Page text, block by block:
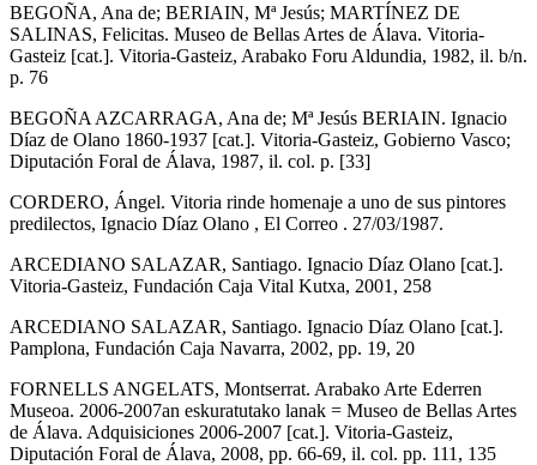
BEGOÑA, Ana de; BERIAIN, Mª Jesús; MARTÍNEZ DE
SALINAS, Felicitas. Museo de Bellas Artes de Álava. Vitoria-
Gasteiz [cat.]. Vitoria-Gasteiz, Arabako Foru Aldundia, 1982, il. b/n.
p. 76
BEGOÑA AZCARRAGA, Ana de; Mª Jesús BERIAIN. Ignacio
Díaz de Olano 1860-1937 [cat.]. Vitoria-Gasteiz, Gobierno Vasco;
Diputación Foral de Álava, 1987, il. col. p. [33]
CORDERO, Ángel. Vitoria rinde homenaje a uno de sus pintores
predilectos, Ignacio Díaz Olano , El Correo . 27/03/1987.
ARCEDIANO SALAZAR, Santiago. Ignacio Díaz Olano [cat.].
Vitoria-Gasteiz, Fundación Caja Vital Kutxa, 2001, 258
ARCEDIANO SALAZAR, Santiago. Ignacio Díaz Olano [cat.].
Pamplona, Fundación Caja Navarra, 2002, pp. 19, 20
FORNELLS ANGELATS, Montserrat. Arabako Arte Ederren
Museoa. 2006-2007an eskuratutako lanak = Museo de Bellas Artes
de Álava. Adquisiciones 2006-2007 [cat.]. Vitoria-Gasteiz,
Diputación Foral de Álava, 2008, pp. 66-69, il. col. pp. 111, 135